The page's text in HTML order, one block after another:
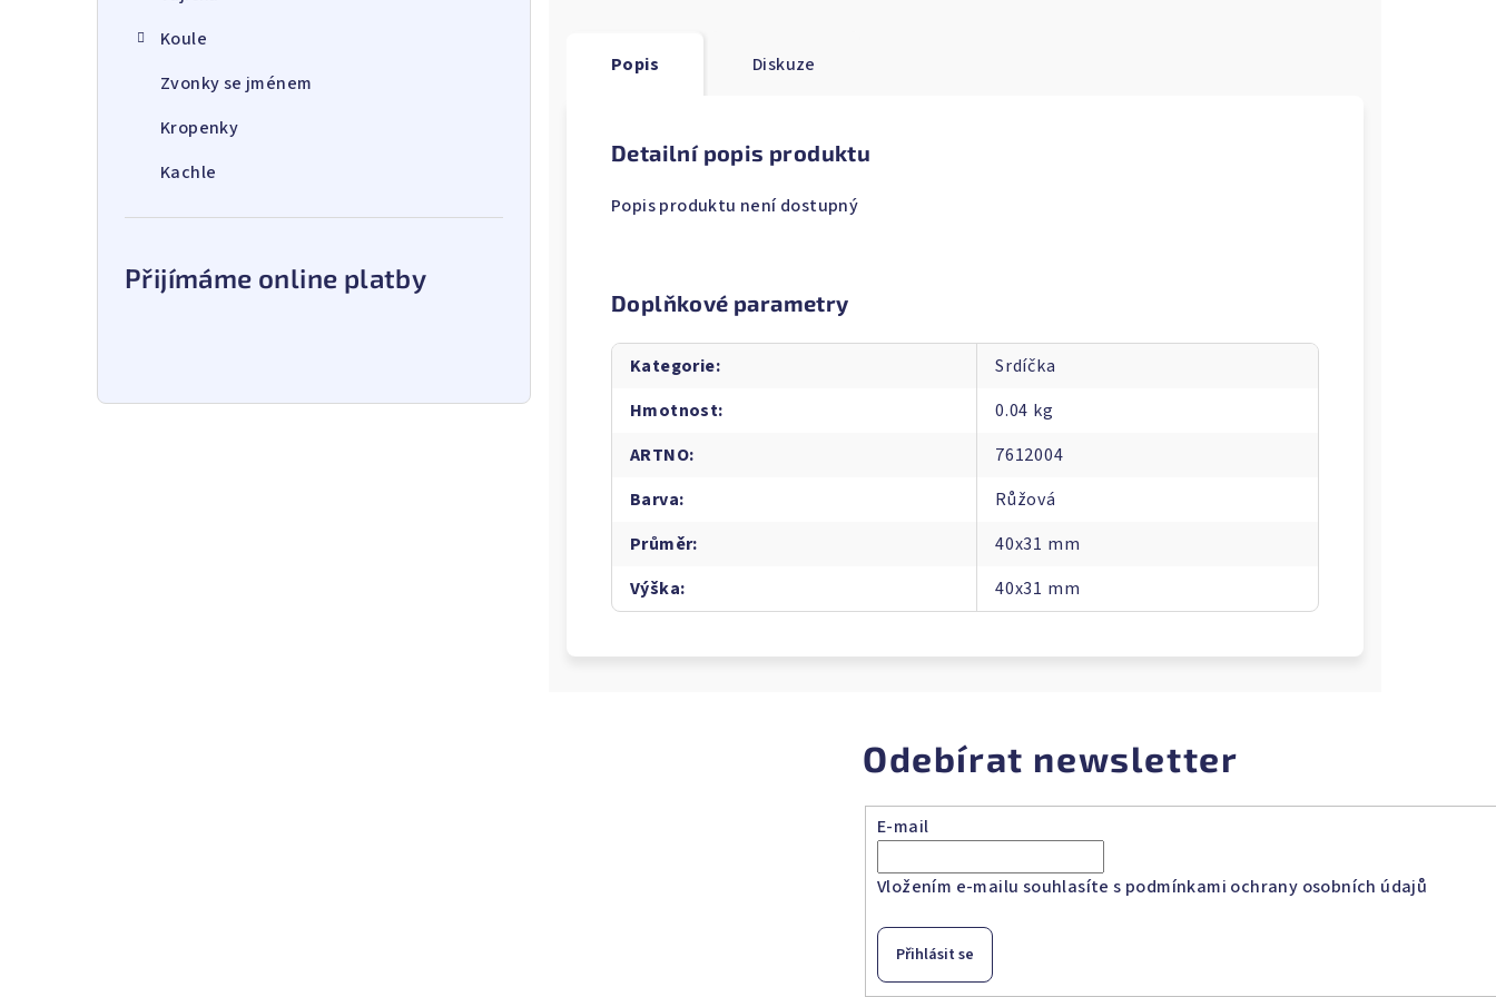
Koule
Zvonky se jménem
Kropenky
Kachle
Přijímáme online platby
Popis Diskuze
Detailní popis produktu
Popis produktu není dostupný
Doplňkové parametry
Kategorie:
Srdíčka
Hmotnost:
0.04 kg
ARTNO:
7612004
Barva:
Růžová
Průměr:
40x31 mm
Výška: 40x31 mm
Odebírat newsletter
E-mail
Vložením e-mailu souhlasíte s podmínkami ochrany osobních údajů
Přihlásit se